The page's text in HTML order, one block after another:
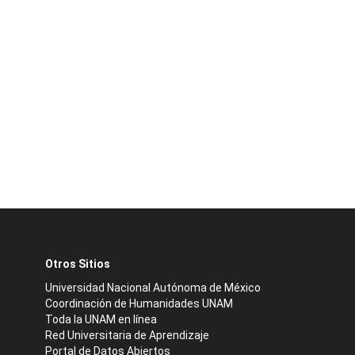
Otros Sitios
Universidad Nacional Autónoma de México
Coordinación de Humanidades UNAM
Toda la UNAM en línea
Red Universitaria de Aprendizaje
Portal de Datos Abiertos